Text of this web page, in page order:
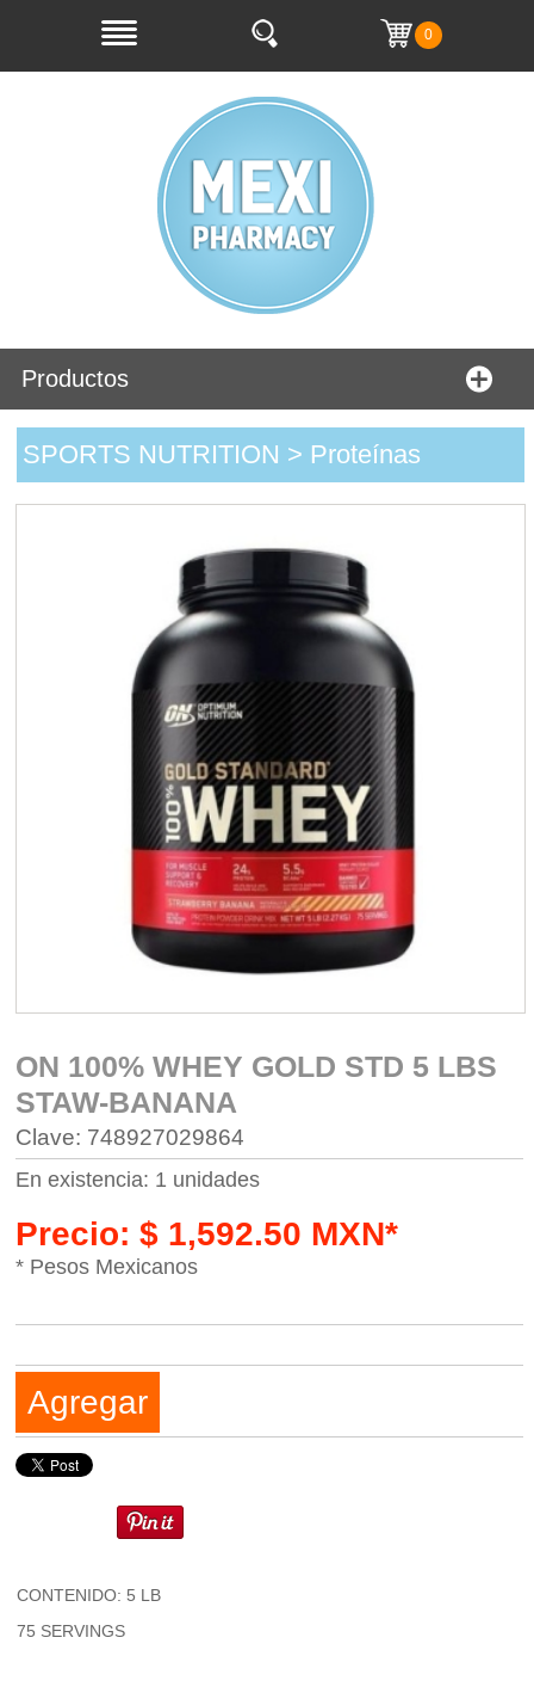
0
Productos
SPORTS NUTRITION > Proteínas
ON 100% WHEY GOLD STD 5 LBS
STAW-BANANA
Clave: 748927029864
En existencia: 1 unidades
Precio: $ 1,592.50 MXN*
* Pesos Mexicanos
Agregar
CONTENIDO: 5 LB
75 SERVINGS